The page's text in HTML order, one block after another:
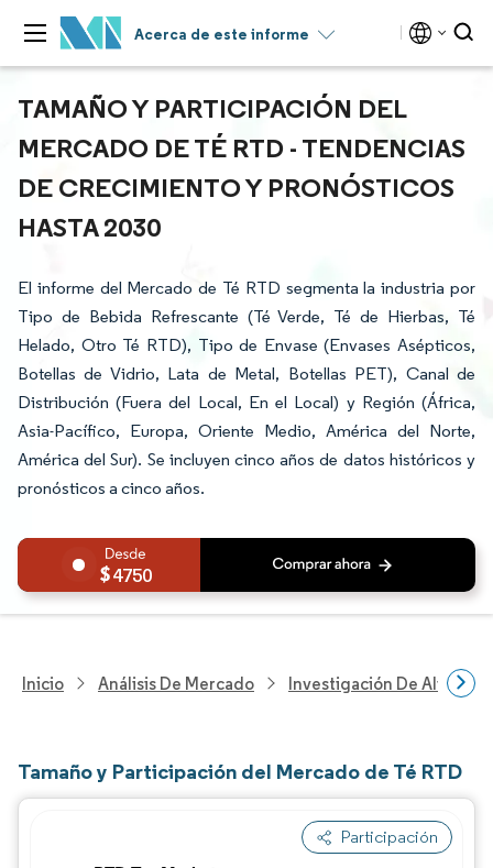
Acerca de este informe
TAMAÑO Y PARTICIPACIÓN DEL
MERCADO DE TÉ RTD - TENDENCIAS
DE CRECIMIENTO Y PRONÓSTICOS
HASTA 2030
El informe del Mercado de Té RTD segmenta la industria por
Tipo de Bebida Refrescante (Té Verde, Té de Hierbas, Té
Helado, Otro Té RTD), Tipo de Envase (Envases Asépticos,
Botellas de Vidrio, Lata de Metal, Botellas PET), Canal de
Distribución (Fuera del Local, En el Local) y Región (África,
Asia-Pacífico, Europa, Oriente Medio, América del Norte,
América del Sur). Se incluyen cinco años de datos históricos y
pronósticos a cinco años.
4750
Inicio Análisis De Mercado Investigación De
Tamaño y Participación del Mercado de Té RTD
Participación